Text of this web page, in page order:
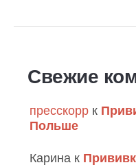
Свежие
пресскорр к
Польше
Карина к